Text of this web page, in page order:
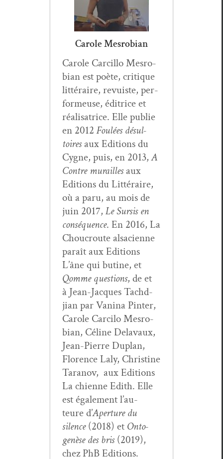
Carole Mesrobian
Car­ole Car­cil­lo Mes­ro­
bian est poète, cri­tique
lit­téraire, revuiste, per­
formeuse, éditrice et
réal­isatrice. Elle pub­lie
en 2012 Foulées désul­
toiresaux Edi­tions du
Cygne, puis, en 2013,A
Con­tre muraillesaux
Edi­tions du Lit­téraire,
où a paru, au mois de
juin 2017, Le Sur­sis en
con­séquence. En 2016, La
Chou­croute alsa­ci­enne
paraît aux Edi­tions
L’âne qui butine, et
Qomme ques­tions, de et
à Jean-Jacques Tachd­
jian par Van­i­na Pin­ter,
Car­ole Car­ci­lo Mes­ro­
bian, Céline Delavaux,
Jean-Pierre Duplan,
Flo­rence Laly, Chris­tine
Tara­nov, aux Edi­tions
La chi­enne Edith. Elle
est égale­ment l’au­
teure d’Aper­ture du
silence(2018) et Onto­
genèse des bris(2019),
chez PhB Edi­tions.